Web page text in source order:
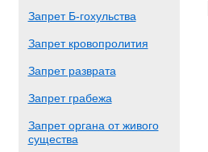
Запрет Б-гохульства
Запрет кровопролития
Запрет разврата
Запрет грабежа
Запрет органа от живого
существа